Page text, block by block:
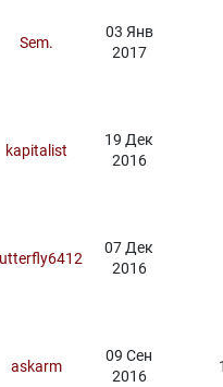
Sem.
03 Янв
2017
kapitalist
19 Дек
2016
07 Дек
2016
askarm
09 Сен
2016